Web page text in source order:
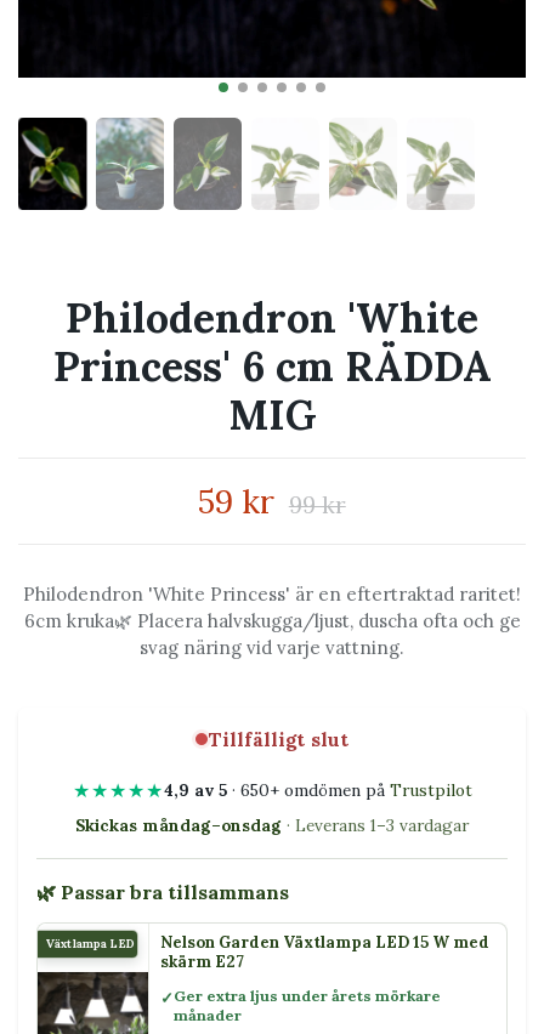
Philodendron 'White
Princess' 6 cm RÄDDA
MIG
59 kr 99 kr
Philodendron 'White Princess' är en eftertraktad raritet!
6cm kruka🌿 Placera halvskugga/ljust, duscha ofta och ge
svag näring vid varje vattning.
Tillfälligt slut
★★★★★4,9 av 5· 650+ omdömen på Trustpilot
Skickas måndag–onsdag · Leverans 1–3 vardagar
🌿 Passar bra tillsammans
Växtlampa LED 15 WNelson Garden Växtlampa LED 15 W med
skärm E27
Ger extra ljus under årets mörkare
månader